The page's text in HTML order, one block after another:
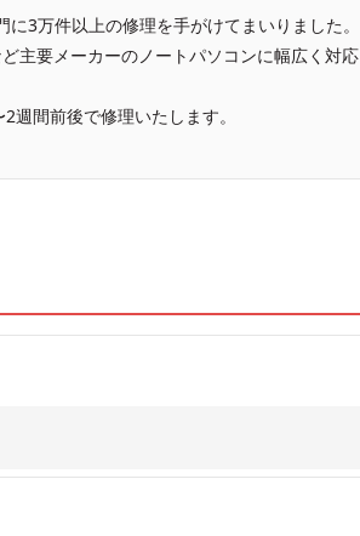
3万件以上の修理を手がけてまいりました。
主要メーカーのノートパソコンに幅広く対応
間前後で修理いたします。